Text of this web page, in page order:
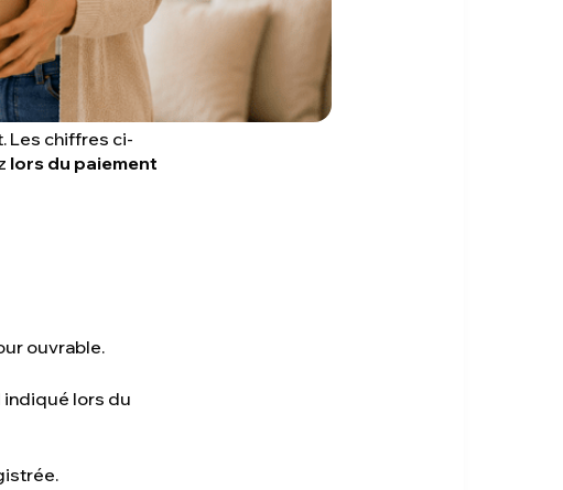
Les chiffres ci-
lors du paiement
ouvrable.
lors du